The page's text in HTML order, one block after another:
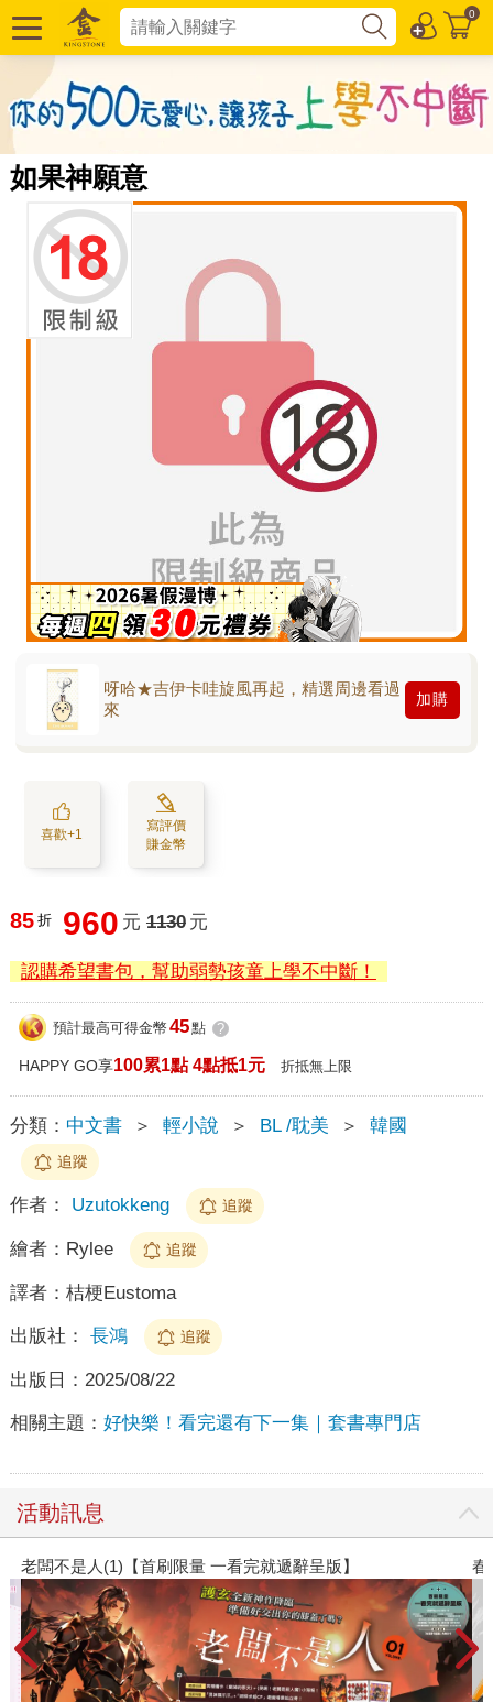
0
如果神願意
呀哈★吉伊卡哇旋風再起，精選周邊看過
來
加購
喜歡+1
寫評價
賺金幣
85 折 960 元 1130 元
認購希望書包，幫助弱勢孩童上學不中斷！
預計最高可得金幣 45點 ?
HAPPY GO享100累1點 4點抵1元 折抵無上限
分類： 中文書 ＞ 輕小說 ＞ BL /耽美 ＞ 韓國
追蹤
作者： Uzutokkeng 追蹤
繪者： Rylee 追蹤
譯者： 桔梗Eustoma
出版社： 長鴻 追蹤
出版日： 2025/08/22
相關主題： 好快樂！看完還有下一集｜套書專門店
活動訊息
】 春光ｘ奇幻基地｜全書系展